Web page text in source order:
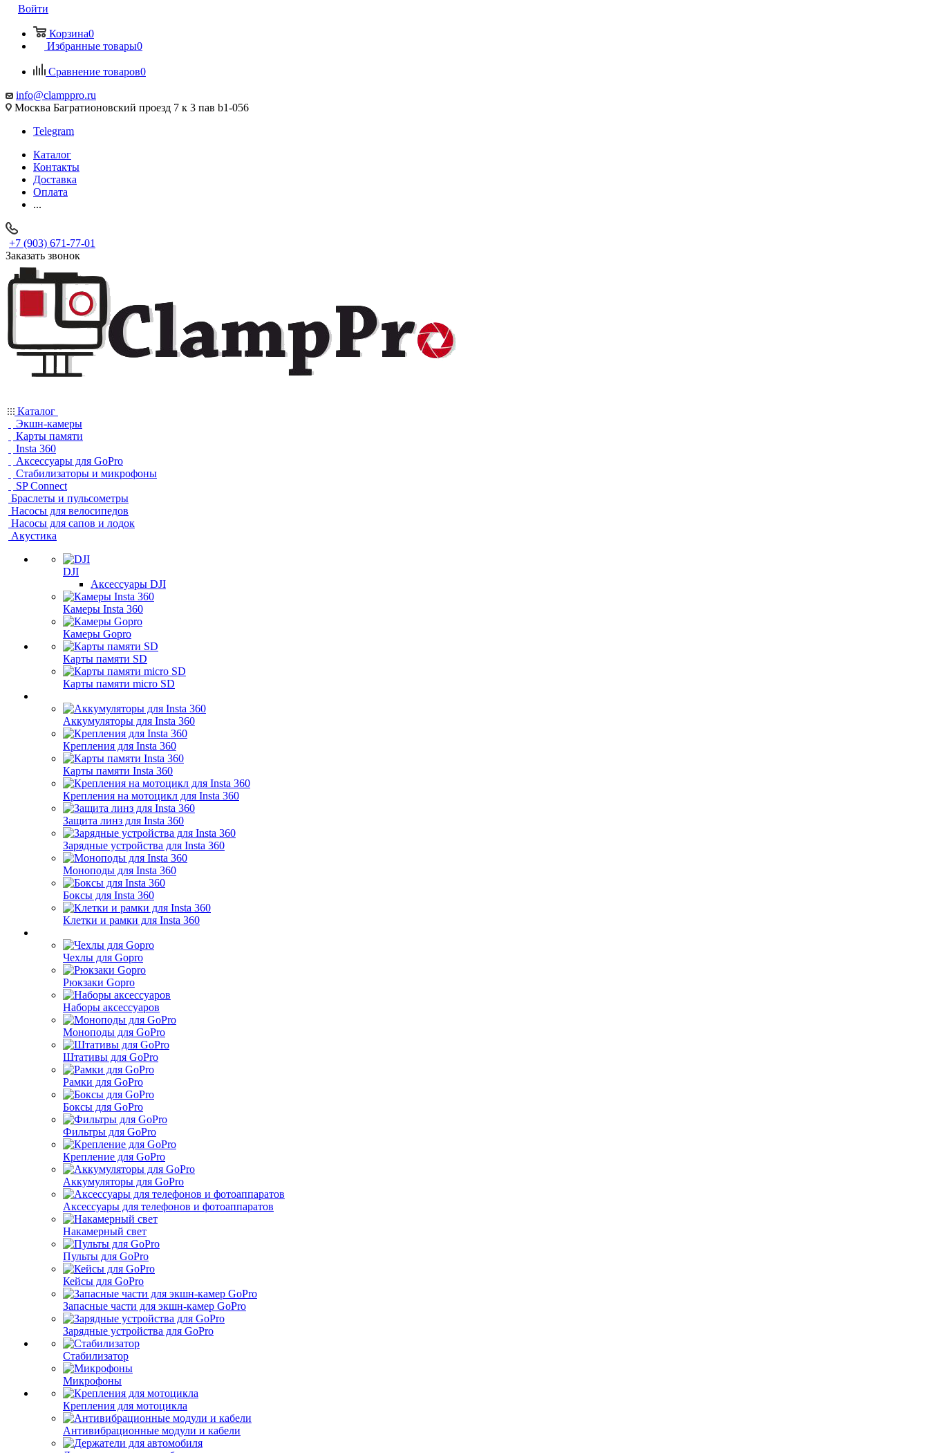
Войти
Корзина0
Избранные товары0
Сравнение товаров0
info@clamppro.ru
Москва Багратионовский проезд 7 к 3 пав b1-056
Telegram
Каталог
Контакты
Доставка
Оплата
...
+7 (903) 671-77-01
Заказать звонок
Каталог
Экшн-камеры
Карты памяти
Insta 360
Аксессуары для GoPro
Стабилизаторы и микрофоны
SP Connect
Браслеты и пульсометры
Насосы для велосипедов
Насосы для сапов и лодок
Акустика
DJI
Аксессуары DJI
Камеры Insta 360
Камеры Gopro
Карты памяти SD
Карты памяти micro SD
Аккумуляторы для Insta 360
Крепления для Insta 360
Карты памяти Insta 360
Крепления на мотоцикл для Insta 360
Защита линз для Insta 360
Зарядные устройства для Insta 360
Моноподы для Insta 360
Боксы для Insta 360
Клетки и рамки для Insta 360
Чехлы для Gopro
Рюкзаки Gopro
Наборы аксессуаров
Моноподы для GoPro
Штативы для GoPro
Рамки для GoPro
Боксы для GoPro
Фильтры для GoPro
Крепление для GoPro
Аккумуляторы для GoPro
Аксессуары для телефонов и фотоаппаратов
Накамерный свет
Пульты для GoPro
Кейсы для GoPro
Запасные части для экшн-камер GoPro
Зарядные устройства для GoPro
Стабилизатор
Микрофоны
Крепления для мотоцикла
Антивибрационные модули и кабели